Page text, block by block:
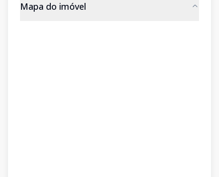
Mapa do imóvel